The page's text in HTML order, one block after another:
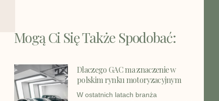
Mogą Ci Się Także Spodobać:
Dlaczego GAC ma znaczenie w
polskim rynku motoryzacyjnym
W ostatnich latach branża